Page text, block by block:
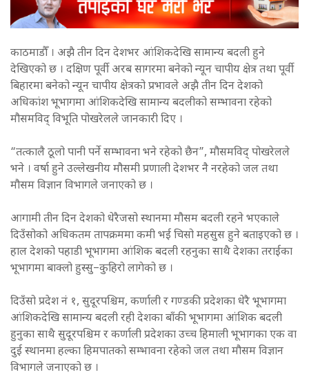
काठमाडौँ । अझै तीन दिन देशभर आंशिकदेखि सामान्य बदली हुने
देखिएको छ । दक्षिण पूर्वी अरब सागरमा बनेको न्यून चापीय क्षेत्र तथा पूर्वी
बिहारमा बनेको न्यून चापीय क्षेत्रको प्रभावले अझै तीन दिन देशको
अधिकांश भूभागमा आंशिकदेखि सामान्य बदलीको सम्भावना रहेको
मौसमविद् विभूति पोखरेलले जानकारी दिए ।
“तत्कालै ठूलो पानी पर्ने सम्भावना भने रहेको छैन”, मौसमविद् पोखरेलले
भने । वर्षा हुने उल्लेखनीय मौसमी प्रणाली देशभर नै नरहेको जल तथा
मौसम विज्ञान विभागले जनाएको छ ।
आगामी तीन दिन देशको धेरैजसो स्थानमा मौसम बदली रहने भएकाले
दिउँसोको अधिकतम तापक्रममा कमी भई चिसो महसुस हुने बताइएको छ ।
हाल देशको पहाडी भूभागमा आंशिक बदली रहनुका साथै देशका तराईका
भूभागमा बाक्लो हुस्सु–कुहिरो लागेको छ ।
दिउँसो प्रदेश नं १, सुदूरपश्चिम, कर्णाली र गण्डकी प्रदेशका धेरै भूभागमा
आंशिकदेखि सामान्य बदली रही देशका बाँकी भूभागमा आंशिक बदली
हुनुका साथै सुदूरपश्चिम र कर्णाली प्रदेशका उच्च हिमाली भूभागका एक वा
दुई स्थानमा हल्का हिमपातको सम्भावना रहेको जल तथा मौसम विज्ञान
विभागले जनाएको छ ।